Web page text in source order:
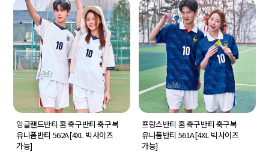
잉글랜드반티 홈 축구반티 축구복
유니폼반티 562A[4XL 빅사이즈
가능]
프랑스반티 홈 축구반티 축구복
유니폼반티 561A[4XL 빅사이즈
가능]